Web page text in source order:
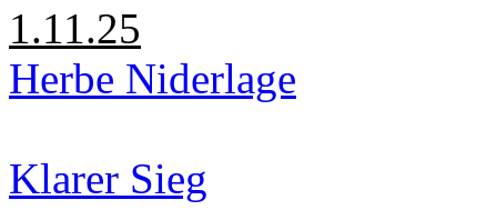
1.11.25
Herbe Niderlage
Klarer Sieg